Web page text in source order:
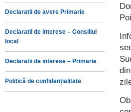
Declaratii de avere Primarie
Declaratii de interese – Consiliul
local
Declaratii de interese – Primarie
Politică de confidențialitate